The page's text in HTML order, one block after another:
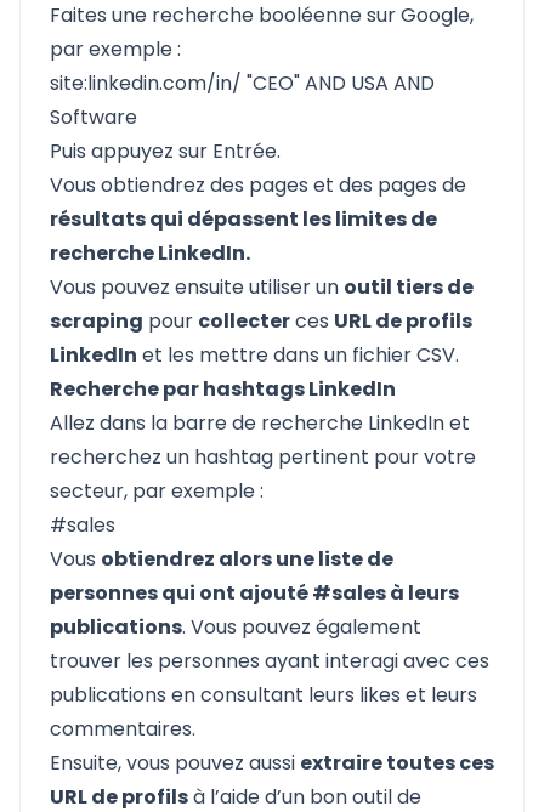
Faites une recherche booléenne sur Google,
par exemple :
site:linkedin.com/in/ "CEO" AND USA AND
Software
Puis appuyez sur Entrée.
Vous obtiendrez des pages et des pages de
résultats qui dépassent les limites de
recherche LinkedIn.
Vous pouvez ensuite utiliser un outil tiers de
scraping pour collecterces URL de profils
LinkedIn et les mettre dans un fichier CSV.
Recherche par hashtags LinkedIn
Allez dans la barre de recherche LinkedIn et
recherchez un hashtag pertinent pour votre
secteur, par exemple :
#sales
Vous obtiendrez alors une liste de
personnes qui ont ajouté #sales à leurs
publications. Vous pouvez également
trouver les personnes ayant interagi avec ces
publications en consultant leurs likes et leurs
commentaires.
Ensuite, vous pouvez aussi extraire toutes ces
URL de profilsà l’aide d’un bon outil de